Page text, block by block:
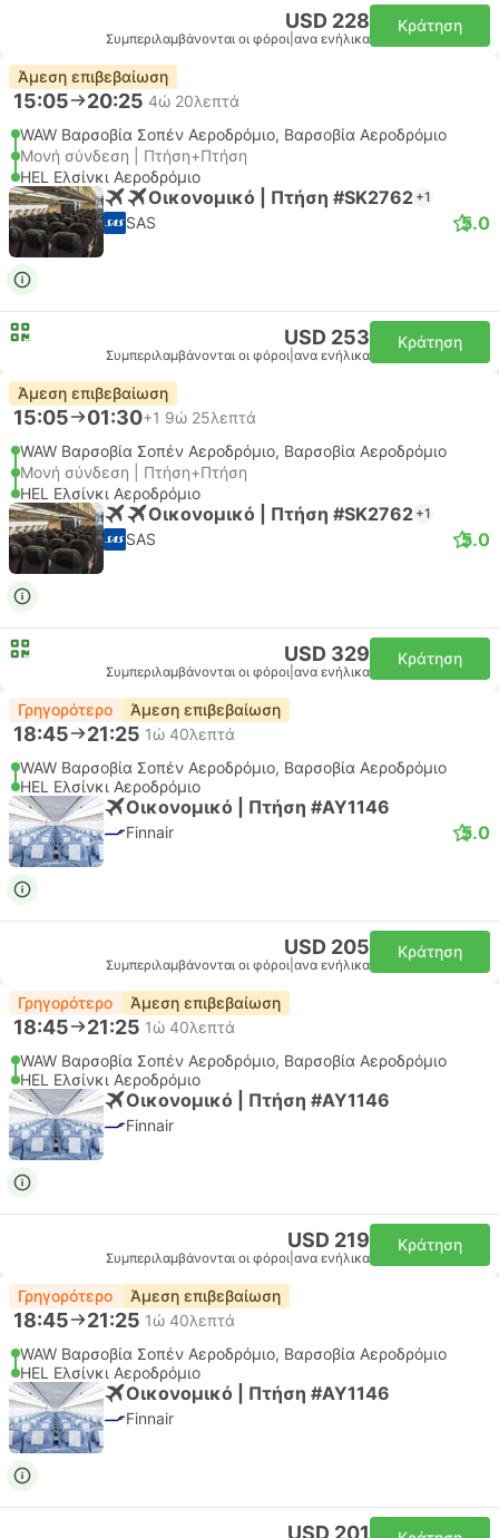
USD 228
Συμπεριλαμβάνονται οι φόροι ανα ενήλικα
Κράτηση
Άμεση επιβεβαίωση
15:05 20:25 4ώ 20λεπτά
WAW Βαρσοβία Σοπέν Αεροδρόμιο, Βαρσοβία Αεροδρόμιο
Μονή σύνδεση | Πτήση+Πτήση
HEL Ελσίνκι Αεροδρόμιο
Οικονομικό | Πτήση #SK2762 +1
SAS 5.0
USD 253
Συμπεριλαμβάνονται οι φόροι ανα ενήλικα
Κράτηση
Άμεση επιβεβαίωση
15:05 01:30+1 9ώ 25λεπτά
WAW Βαρσοβία Σοπέν Αεροδρόμιο, Βαρσοβία Αεροδρόμιο
Μονή σύνδεση | Πτήση+Πτήση
HEL Ελσίνκι Αεροδρόμιο
Οικονομικό | Πτήση #SK2762 +1
SAS 5.0
USD 329
Συμπεριλαμβάνονται οι φόροι ανα ενήλικα
Κράτηση
Γρηγορότερο Άμεση επιβεβαίωση
18:45 21:25 1ώ 40λεπτά
WAW Βαρσοβία Σοπέν Αεροδρόμιο, Βαρσοβία Αεροδρόμιο
HEL Ελσίνκι Αεροδρόμιο
Οικονομικό | Πτήση #AY1146
Finnair 5.0
USD 205
Συμπεριλαμβάνονται οι φόροι ανα ενήλικα
Κράτηση
Γρηγορότερο Άμεση επιβεβαίωση
18:45 21:25 1ώ 40λεπτά
WAW Βαρσοβία Σοπέν Αεροδρόμιο, Βαρσοβία Αεροδρόμιο
HEL Ελσίνκι Αεροδρόμιο
Οικονομικό | Πτήση #AY1146
Finnair
USD 219
Συμπεριλαμβάνονται οι φόροι ανα ενήλικα
Κράτηση
Γρηγορότερο Άμεση επιβεβαίωση
18:45 21:25 1ώ 40λεπτά
WAW Βαρσοβία Σοπέν Αεροδρόμιο, Βαρσοβία Αεροδρόμιο
HEL Ελσίνκι Αεροδρόμιο
Οικονομικό | Πτήση #AY1146
Finnair
USD 201